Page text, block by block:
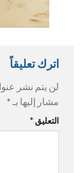
اترك تعليقاً
لن يتم نشر
مشار إليها بـ *
التعليق *